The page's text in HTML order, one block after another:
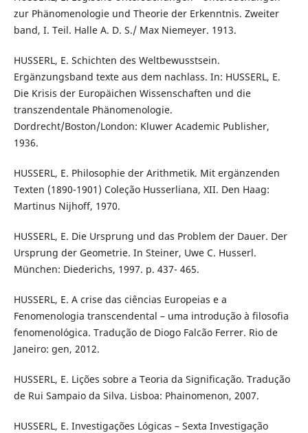
zur Phänomenologie und Theorie der Erkenntnis. Zweiter
band, I. Teil. Halle A. D. S./ Max Niemeyer. 1913.
HUSSERL, E. Schichten des Weltbewusstsein.
Ergänzungsband texte aus dem nachlass. In: HUSSERL, E.
Die Krisis der Europäichen Wissenschaften und die
transzendentale Phänomenologie.
Dordrecht/Boston/London: Kluwer Academic Publisher,
1936.
HUSSERL, E. Philosophie der Arithmetik. Mit ergänzenden
Texten (1890-1901) Coleção Husserliana, XII. Den Haag:
Martinus Nijhoff, 1970.
HUSSERL, E. Die Ursprung und das Problem der Dauer. Der
Ursprung der Geometrie. In Steiner, Uwe C. Husserl.
München: Diederichs, 1997. p. 437- 465.
HUSSERL, E. A crise das ciências Europeias e a
Fenomenologia transcendental – uma introdução à filosofia
fenomenológica. Tradução de Diogo Falcão Ferrer. Rio de
Janeiro: gen, 2012.
HUSSERL, E. Lições sobre a Teoria da Significação. Tradução
de Rui Sampaio da Silva. Lisboa: Phainomenon, 2007.
HUSSERL, E. Investigações Lógicas – Sexta Investigação